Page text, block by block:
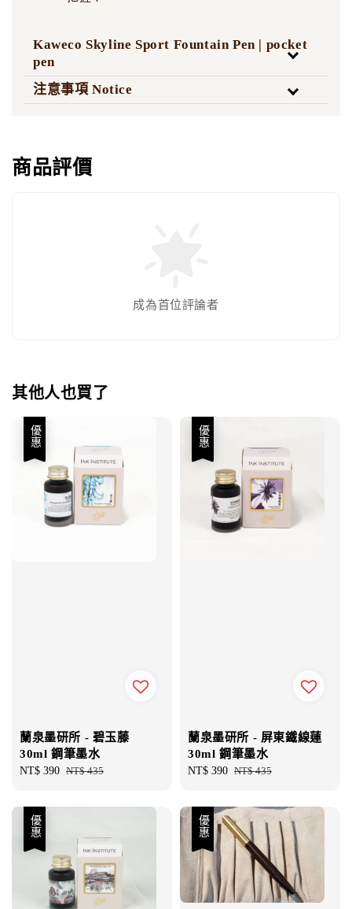
Kaweco Skyline Sport Fountain Pen | pocket
pen
注意事項 Notice
商品評價
成為首位評論者
其他人也買了
優惠
蘭泉墨研所 - 碧玉藤
30ml 鋼筆墨水
Sale
NT$ 390 Regular
NT$ 435
優惠
蘭泉墨研所 - 屏東鐵線蓮
30ml 鋼筆墨水
Sale
NT$ 390 Regular
NT$ 435
優惠 優惠